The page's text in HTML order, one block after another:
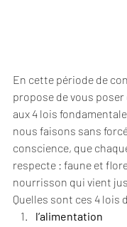
En cette période de
propose de vous
aux 4 lois
nous faisons sans
conscience, que
respecte : faune et
nourrisson qui vient
Quelles sont ces 4 lois
l’alimentation